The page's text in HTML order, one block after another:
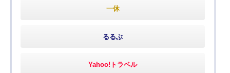
一休
るるぶ
Yahoo!トラベル